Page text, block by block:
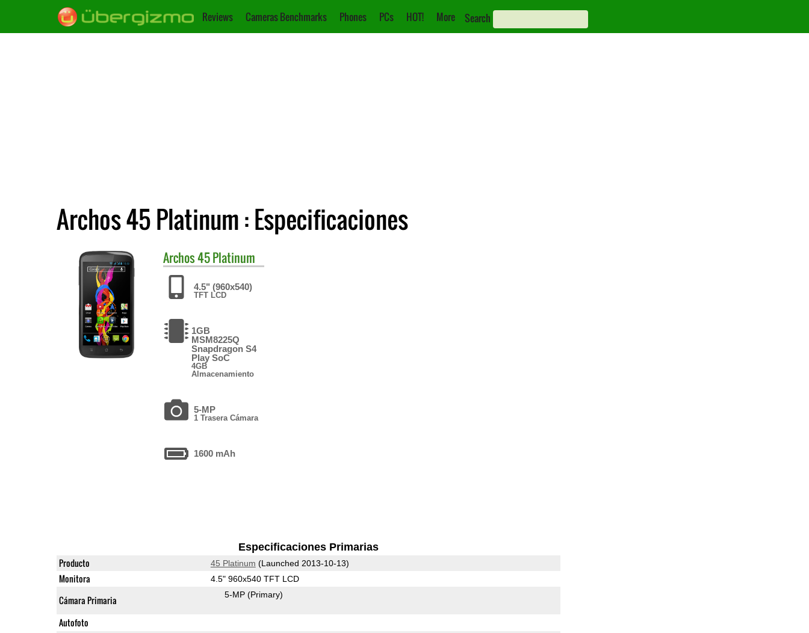
Reviews Cameras Benchmarks Phones PCs HOT! More Search
Archos 45 Platinum : Especificaciones
Archos45 Platinum
4.5" (960x540)
TFT LCD
1GB
MSM8225Q
Snapdragon S4
Play SoC
4GB
Almacenamiento
5-MP
1 Trasera Cámara
1600 mAh
Especificaciones Primarias
Producto 45 Platinum (Launched 2013-10-13)
Monitora 4.5" 960x540 TFT LCD
Cámara Primaria 5-MP (Primary)
Autofoto